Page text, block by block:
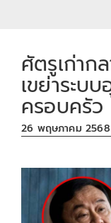
ศัตรูเก่าก
เขย่าระบ
ครอบครัว
26 พฤษภาคม 2568